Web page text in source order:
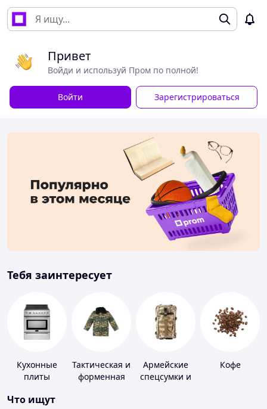
Привет
Войди и используй Пром по полной!
Войти Зарегистрироваться
Тебя заинтересует
Кухонные
плиты
Тактическая и
форменная
Армейские
спецсумки и
Кофе
Что ищут